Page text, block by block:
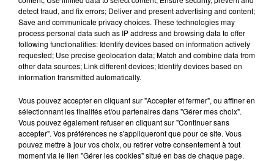
de TablesurLundi 7 décembre 2020
FIL ACTUS
9h19
Lorraine : une journée pas comme les autres au Parc animalier de...
6 août 2026
Metz : une distribution de lunette gratuite pour voir l’éclipse
5 août 2026
Casting de Woof : l'Euro-Métropole de Metz part à la recherche de...
4 août 2026
detect fraud, and fix errors; Deliver and present advertising and content;
Save and communicate privacy choices. These technologies may
process personal data such as IP address and browsing data to offer
following functionalities: Identify devices based on information actively
requested; Use precise geolocation data; Match and combine data from
other data sources; Link different devices; Identify devices based on
information transmitted automatically.
Vous pouvez accepter en cliquant sur "Accepter et fermer", ou affiner en
sélectionnant les finalités et/ou partenaires dans "Gérer mes choix".
Vous pouvez également refuser en cliquant sur "Continuer sans
accepter". Vos préférences ne s'appliqueront que pour ce site. Vous
pouvez mettre à jour vos choix, ou retirer votre consentement à tout
moment via le lien "Gérer les cookies" situé en bas de chaque page.